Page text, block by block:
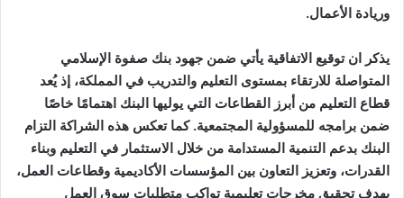
وريادة الأعمال.
يذكر ان توقيع الاتفاقية يأتي ضمن جهود بنك صفوة الإسلامي
المتواصلة للارتقاء بمستوى التعليم والتدريب في المملكة، إذ يُعد
قطاع التعليم من أبرز القطاعات التي يوليها البنك اهتمامًا خاصًا
ضمن برامجه للمسؤولية المجتمعية. كما تعكس هذه الشراكة التزام
البنك بدعم التنمية المستدامة من خلال الاستثمار في التعليم وبناء
القدرات، وتعزيز التعاون بين المؤسسات الأكاديمية وقطاعات العمل،
بهدف تحقيق مخرجات تعليمية تواكب متطلبات سوق العمل